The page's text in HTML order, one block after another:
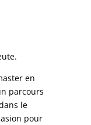
en
parcours
le
pour